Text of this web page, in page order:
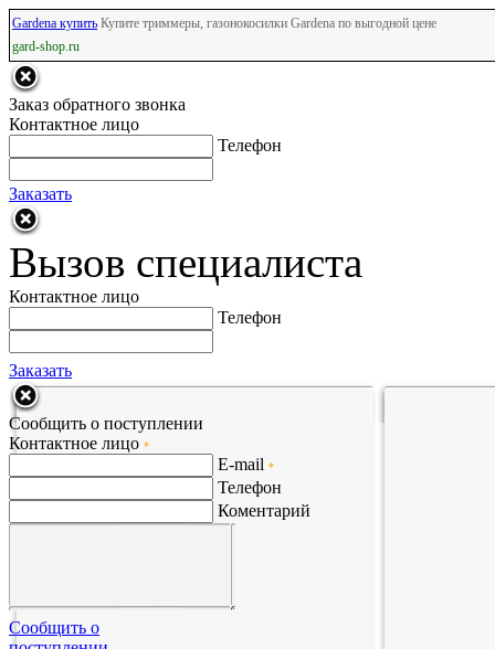
Gardena купить Купите триммеры, газонокосилки Gardena по выгодной цене
gard-shop.ru
Заказ обратного звонка
Контактное лицо
Телефон
Заказать
Вызов специалиста
Контактное лицо
Телефон
Заказать
Сообщить о поступлении
Контактное лицо *
E-mail *
Телефон
Коментарий
Сообщить о